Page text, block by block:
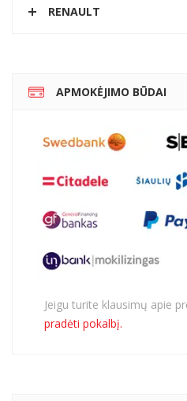
RENAULT
APMOKĖJIMO BŪDAI
Jeigu turite klausimų apie
pradėti pokalbį.